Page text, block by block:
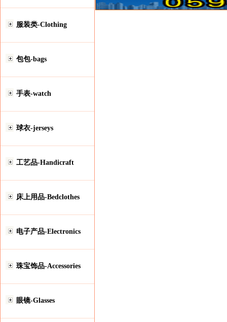
服装类-Clothing
包包-bags
手表-watch
球衣-jerseys
工艺品-Handicraft
床上用品-Bedclothes
电子产品-Electronics
珠宝饰品-Accessories
眼镜-Glasses